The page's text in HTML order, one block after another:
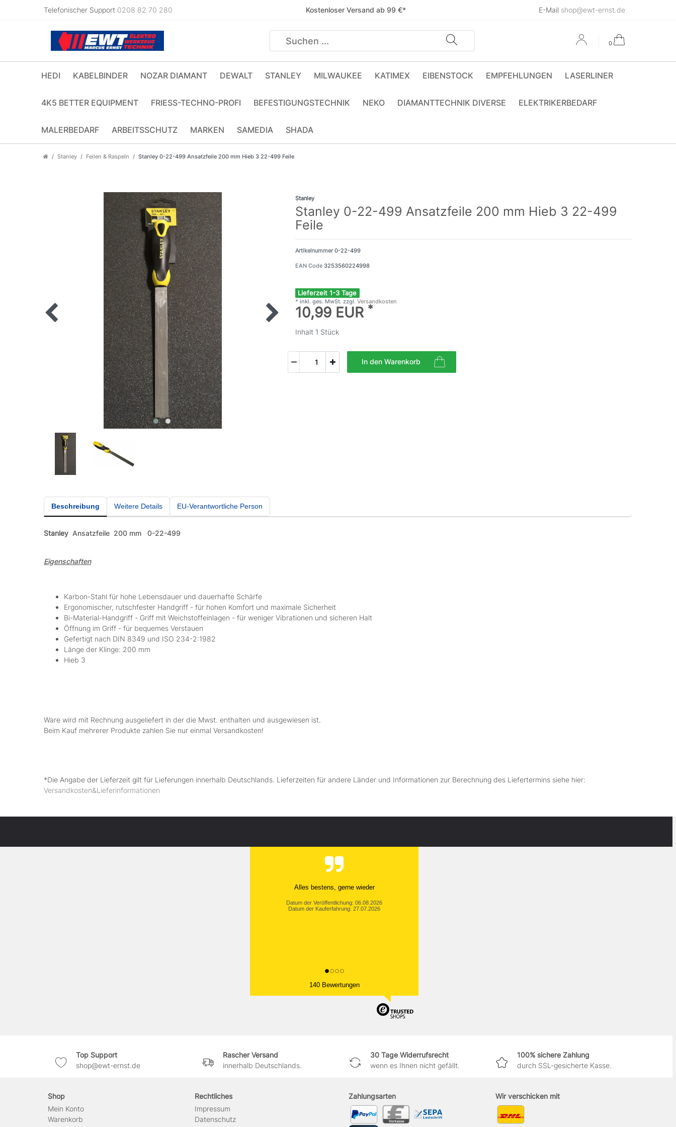
Telefonischer Support 0208 82 70 280 Kostenloser Versand ab 99 €* E-Mail shop@ewt-ernst.de
0
HEDI KABELBINDER NOZAR DIAMANT DEWALT STANLEY MILWAUKEE KATIMEX EIBENSTOCK EMPFEHLUNGEN LASERLINER
4K5 BETTER EQUIPMENT FRIESS-TECHNO-PROFI BEFESTIGUNGSTECHNIK NEKO DIAMANTTECHNIK DIVERSE ELEKTRIKERBEDARF
MALERBEDARF ARBEITSSCHUTZ MARKEN SAMEDIA SHADA
Stanley Feilen & Raspeln Stanley 0-22-499 Ansatzfeile 200 mm Hieb 3 22-499 Feile
Stanley
Stanley 0-22-499 Ansatzfeile 200 mm Hieb 3 22-499
Feile
Artikelnummer0-22-499
EAN Code 3253560224998
Lieferzeit 1-3 Tage
* inkl. ges. MwSt. zzgl. Versandkosten
10,99 EUR *
Inhalt 1 Stück
In den Warenkorb
Beschreibung Weitere Details EU-Verantwortliche Person
Stanley Ansatzfeile 200 mm 0-22-499
Eigenschaften
Karbon-Stahl für hohe Lebensdauer und dauerhafte Schärfe
Ergonomischer, rutschfester Handgriff - für hohen Komfort und maximale Sicherheit
Bi-Material-Handgriff - Griff mit Weichstoffeinlagen - für weniger Vibrationen und sicheren Halt
Öffnung im Griff - für bequemes Verstauen
Gefertigt nach DIN 8349 und ISO 234-2:1982
Länge der Klinge: 200 mm
Hieb 3
Ware wird mit Rechnung ausgeliefert in der die Mwst. enthalten und ausgewiesen ist.
Beim Kauf mehrerer Produkte zahlen Sie nur einmal Versandkosten!
*Die Angabe der Lieferzeit gilt für Lieferungen innerhalb Deutschlands. Lieferzeiten für andere Länder und Informationen zur Berechnung des Liefertermins siehe hier:
Versandkosten&Lieferinformationen
Alles bestens, gerne wieder
Datum der Veröffentlichung: 06.08.2026
Datum der Kauferfahrung: 27.07.2026
140 Bewertungen
Top Support
shop@ewt-ernst.de
Rascher Versand
innerhalb Deutschlands.
30 Tage Widerrufsrecht
wenn es Ihnen nicht gefällt.
100% sichere Zahlung
durch SSL-gesicherte Kasse.
Shop
Mein Konto
Warenkorb
Rechtliches
Impressum
Daten­schutz
Zahlungsarten Wir verschicken mit